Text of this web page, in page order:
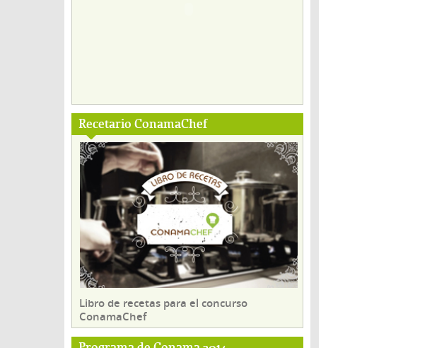
Recetario ConamaChef
Libro de recetas para el concurso
ConamaChef